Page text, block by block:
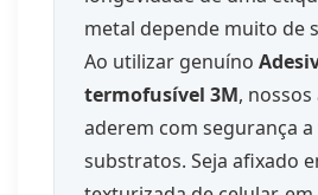
metal depende muito de
Ao utilizar genuíno
termofusível 3M, nossos
aderem com segurança a
substratos. Seja afixado